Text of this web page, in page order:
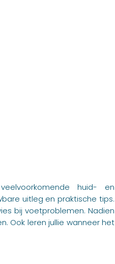
huid- en
uitleg en praktische tips.
bij voetproblemen. Nadien
Ook leren jullie wanneer het